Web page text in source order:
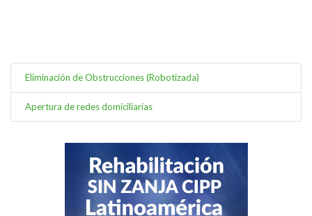
Eliminación de Obstrucciones (Robotizada)
Apertura de redes domiciliarias